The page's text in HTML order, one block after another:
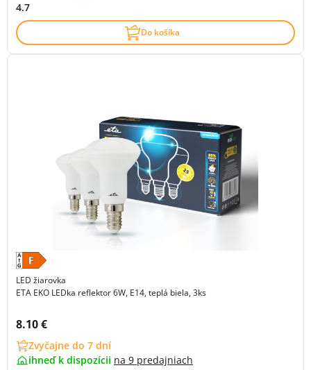
4.7
Do košíka
LED žiarovka
ETA EKO LEDka reflektor 6W, E14, teplá biela, 3ks
Cena s DPH:
8.10 €
Zvyčajne do 7 dní
ihneď k dispozícii na 9 predajniach